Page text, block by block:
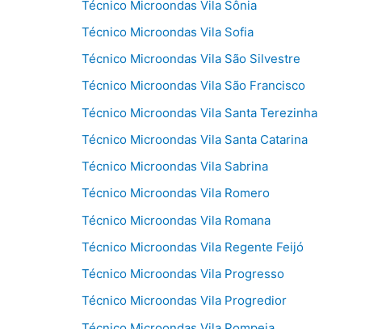
Técnico Microondas Vila Sônia
Técnico Microondas Vila Sofia
Técnico Microondas Vila São Silvestre
Técnico Microondas Vila São Francisco
Técnico Microondas Vila Santa Terezinha
Técnico Microondas Vila Santa Catarina
Técnico Microondas Vila Sabrina
Técnico Microondas Vila Romero
Técnico Microondas Vila Romana
Técnico Microondas Vila Regente Feijó
Técnico Microondas Vila Progresso
Técnico Microondas Vila Progredior